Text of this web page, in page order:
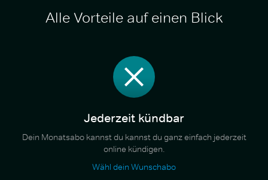
Alle Vorteile auf einen Blick
Jederzeit kündbar
Dein Monatsabo kannst du kannst du ganz einfach jederzeit
online kündigen.
Wähl dein Wunschabo